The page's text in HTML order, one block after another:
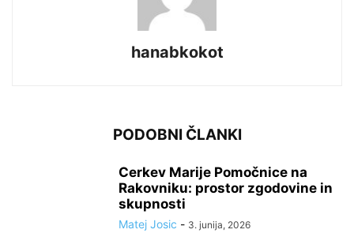
hanabkokot
PODOBNI ČLANKI
Cerkev Marije Pomočnice na
Rakovniku: prostor zgodovine in
skupnosti
Matej Josic - 3. junija, 2026